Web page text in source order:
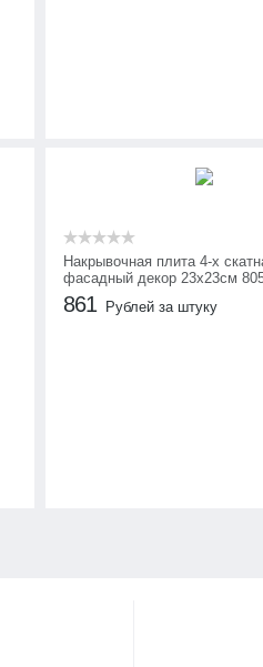
Накрывочная плита 4-х
фасадный декор 23х23см
861 Рублей за штуку